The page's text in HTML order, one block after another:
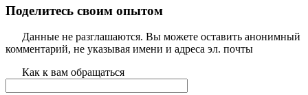
Поделитесь своим опытом
Данные не разглашаются. Вы можете оставить анонимный
комментарий, не указывая имени и адреса эл. почты
Как к вам обращаться